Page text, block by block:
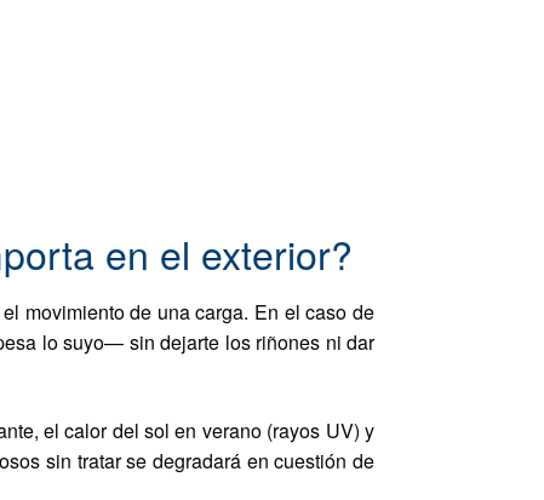
en el exterior?
movimiento de una carga. En el caso de
lo suyo— sin dejarte los riñones ni dar
el calor del sol en verano (rayos UV) y
sin tratar se degradará en cuestión de